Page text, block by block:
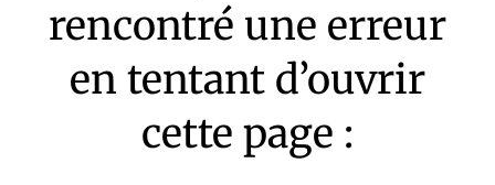
rencontré une erreur
en tentant d’ouvrir
cette page :